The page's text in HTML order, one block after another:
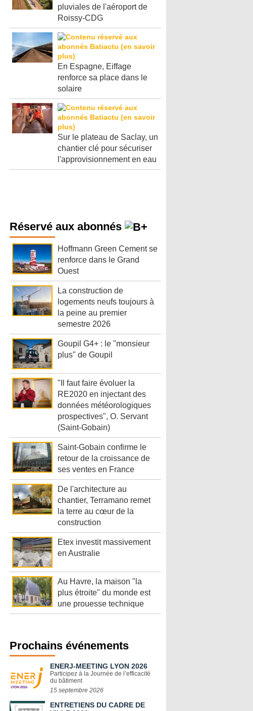
pluviales de l'aéroport de
Roissy-CDG
En Espagne, Eiffage
renforce sa place dans le
solaire
Sur le plateau de Saclay, un
chantier clé pour sécuriser
l'approvisionnement en eau
Réservé aux abonnés
Hoffmann Green Cement se
renforce dans le Grand
Ouest
La construction de
logements neufs toujours à
la peine au premier
semestre 2026
Goupil G4+ : le "monsieur
plus" de Goupil
"Il faut faire évoluer la
RE2020 en injectant des
données météorologiques
prospectives", O. Servant
(Saint-Gobain)
Saint-Gobain confirme le
retour de la croissance de
ses ventes en France
De l'architecture au
chantier, Terramano remet
la terre au cœur de la
construction
Etex investit massivement
en Australie
Au Havre, la maison "la
plus étroite" du monde est
une prouesse technique
Prochains événements
ENERJ-MEETING LYON 2026
Participez à la Journée de l’efficacité
du bâtiment
15 septembre 2026
ENTRETIENS DU CADRE DE